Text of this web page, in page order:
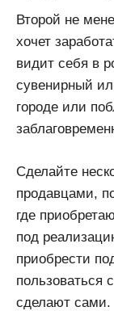
Второй не
хочет
видит себя в
сувенирный
городе или
Сделайте
продавцами,
где
под
приобрести
пользоваться
сделают сами.